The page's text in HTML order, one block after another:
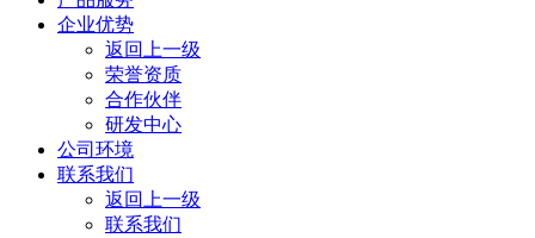
企业优势
返回上一级
荣誉资质
合作伙伴
研发中心
公司环境
联系我们
返回上一级
联系我们